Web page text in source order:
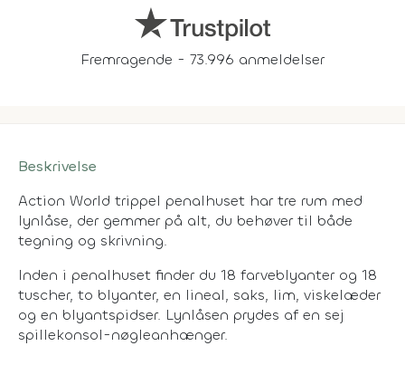
Fremragende - 73.996 anmeldelser
Beskrivelse
Action World trippel penalhuset har tre rum med
lynlåse, der gemmer på alt, du behøver til både
tegning og skrivning.
Inden i penalhuset finder du 18 farveblyanter og 18
tuscher, to blyanter, en lineal, saks, lim, viskelæder
og en blyantspidser. Lynlåsen prydes af en sej
spillekonsol-nøgleanhænger.